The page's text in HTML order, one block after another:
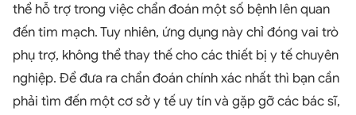
thể hỗ trợ trong việc chẩn đoán một số bệnh lên quan
đến tim mạch. Tuy nhiên, ứng dụng này chỉ đóng vai trò
phụ trợ, không thể thay thế cho các thiết bị y tế chuyên
nghiệp. Để đưa ra chẩn đoán chính xác nhất thì bạn cần
phải tìm đến một cơ sở y tế uy tín và gặp gỡ các bác sĩ,